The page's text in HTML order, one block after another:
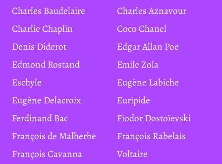
Charles Baudelaire
Charles Aznavour
Charlie Chaplin
Coco Chanel
Denis Diderot
Edgar Allan Poe
Edmond Rostand
Emile Zola
Eschyle
Eugène Labiche
Eugène Delacroix
Euripide
Ferdinand Bac
Fiodor Dostoïevski
François de Malherbe
François Rabelais
François Cavanna
Voltaire